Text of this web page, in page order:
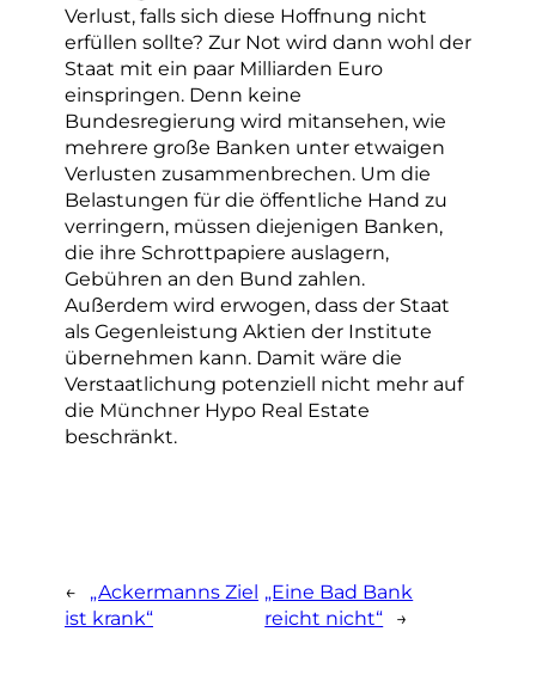
Verlust, falls sich diese Hoffnung nicht
erfüllen sollte? Zur Not wird dann wohl der
Staat mit ein paar Milliarden Euro
einspringen. Denn keine
Bundesregierung wird mitansehen, wie
mehrere große Banken unter etwaigen
Verlusten zusammenbrechen. Um die
Belastungen für die öffentliche Hand zu
verringern, müssen diejenigen Banken,
die ihre Schrottpapiere auslagern,
Gebühren an den Bund zahlen.
Außerdem wird erwogen, dass der Staat
als Gegenleistung Aktien der Institute
übernehmen kann. Damit wäre die
Verstaatlichung potenziell nicht mehr auf
die Münchner Hypo Real Estate
beschränkt.
←
„Ackermanns Ziel
ist krank“
„Eine Bad Bank
reicht nicht“ →